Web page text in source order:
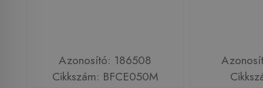
Azonosító: 186508
Cikkszám: BFCE050M